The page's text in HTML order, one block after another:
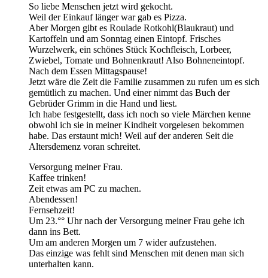
So liebe Menschen jetzt wird gekocht.
Weil der Einkauf länger war gab es Pizza.
Aber Morgen gibt es Roulade Rotkohl(Blaukraut) und
Kartoffeln und am Sonntag einen Eintopf. Frisches
Wurzelwerk, ein schönes Stück Kochfleisch, Lorbeer,
Zwiebel, Tomate und Bohnenkraut! Also Bohneneintopf.
Nach dem Essen Mittagspause!
Jetzt wäre die Zeit die Familie zusammen zu rufen um es sich
gemütlich zu machen. Und einer nimmt das Buch der
Gebrüder Grimm in die Hand und liest.
Ich habe festgestellt, dass ich noch so viele Märchen kenne
obwohl ich sie in meiner Kindheit vorgelesen bekommen
habe. Das erstaunt mich! Weil auf der anderen Seit die
Altersdemenz voran schreitet.
Versorgung meiner Frau.
Kaffee trinken!
Zeit etwas am PC zu machen.
Abendessen!
Fernsehzeit!
Um 23.°° Uhr nach der Versorgung meiner Frau gehe ich
dann ins Bett.
Um am anderen Morgen um 7 wider aufzustehen.
Das einzige was fehlt sind Menschen mit denen man sich
unterhalten kann.